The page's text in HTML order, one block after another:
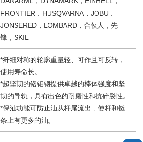
FRONTIER，HUSQVARNA，JOBU，
JONSERED，LOMBARD，合伙人，先
锋，SKIL
*纤细对称的轮廓重量轻、可作且可反转，
使用寿命长。
*超坚韧的铬钼钢提供卓越的棒体强度和坚
韧的导轨，具有出色的耐磨性和抗碎裂性。
*保油功能可防止油从杆尾流出，使杆和链
条上有更多的油。